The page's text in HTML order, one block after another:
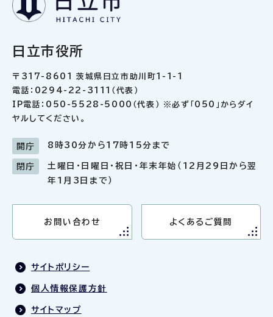
日立市役所
〒317-8601 茨城県日立市助川町1-1-1
電話：0294-22-3111（代表）
IP電話：050-5528-5000（代表） ※必ず「050」からダイ
ヤルしてください。
開庁 8時30分から17時15分まで
閉庁
土曜日・日曜日・祝日・年末年始（12月29日から翌
年1月3日まで）
お問い合わせ よくあるご質問
サイトポリシー
個人情報保護方針
サイトマップ